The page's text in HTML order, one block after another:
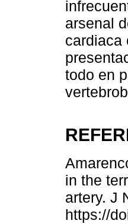
arsenal
cardiaca
todo en
in the
artery. J
https://